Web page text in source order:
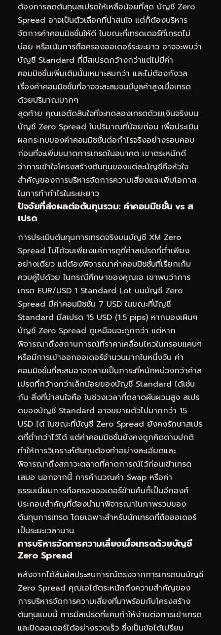
ต้องการลดต้นทุนสเปรดให้เหลือน้อยที่สุด บัญชี Zero
Spread อาจเป็นตัวเลือกที่น่าสนใจ แต่ก็ต้องบริหาร
จัดการค่าคอมมิชชั่นให้ดี ในขณะที่เทรดเดอร์ที่เทรดไม่
บ่อย หรือเน้นการถือครองออเดอร์ระยะยาว อาจจะพบว่า
บัญชี Standard ที่มีสเปรดกว้างกว่าแต่ไม่มีค่า
คอมมิชชั่นเพิ่มเติมนั้นเหมาะสมกว่า และไม่ต้องกังวล
เรื่องค่าคอมมิชชั่นที่อาจจะสะสมจนมีมูลค่าสูงเมื่อเทรด
ด้วยปริมาณมากๆ
สุดท้าย คุณเอตัดสินใจที่จะทดลองเทรดด้วยเงินจริงบน
บัญชี Zero Spread ในปริมาณที่น้อยก่อน เพื่อประเมิน
ผลกระทบของค่าคอมมิชชั่นต่อกำไรจริงอย่างรอบคอบ
ก่อนที่จะเพิ่มขนาดการเทรดในอนาคต เขาตระหนักดี
ว่าการเข้าใจโครงสร้างต้นทุนของแต่ละบัญชีคือหัวใจ
สำคัญของการบริหารจัดการความเสี่ยงและเพิ่มโอกาส
ในการทำกำไรในระยะยาว
ปัจจัยที่ส่งผลต่อต้นทุนรวม: ค่าคอมมิชชั่น vs ส
เปรด
การประเมินต้นทุนการเทรดจริงบนบัญชี XM Zero
Spread ไม่ได้จบเพียงแค่การดูที่ค่าสเปรดที่ต่ำเพียง
อย่างเดียว แต่ต้องพิจารณาค่าคอมมิชชั่นที่เรียกเก็บ
ควบคู่ไปด้วย ในกรณีศึกษาของคุณเอ เขาพบว่าการ
เทรด EUR/USD 1 Standard Lot บนบัญชี Zero
Spread มีค่าคอมมิชชั่น 7 USD ในขณะที่บัญชี
Standard มีสเปรด 15 USD (1.5 pips) หากมองเผินๆ
บัญชี Zero Spread ดูเหมือนจะถูกกว่า แต่หาก
พิจารณาถึงสถานการณ์ที่ราคาเคลื่อนไหวในกรอบแคบๆ
หรือมีการเข้าออกออเดอร์จำนวนมากในหนึ่งวัน ค่า
คอมมิชชั่นที่สะสมอาจกลายเป็นภาระที่หนักหน่วงกว่าค่าส
เปรดที่กว้างกว่าเล็กน้อยของบัญชี Standard ได้เช่น
กัน สิ่งที่น่าสนใจคือ ในช่วงเวลาที่ตลาดผันผวนสูง สเปร
ดของบัญชี Standard อาจขยายตัวไปมากกว่า 15
USD ได้ ในขณะที่บัญชี Zero Spread ยังคงรักษาสเปร
ดที่ต่ำกว่าไว้ได้ แต่ค่าคอมมิชชั่นยังคงถูกคิดตามปกติ
ทำให้การวิเคราะห์ต้นทุนต้องทำอย่างละเอียดและ
พิจารณาถึงสภาวะตลาดที่คาดการณ์ไว้ก่อนเข้าเทรด
เสมอ นอกจากนี้ การคำนวณค่า Swap หรือค่า
ธรรมเนียมการถือครองออเดอร์ข้ามคืนก็เป็นอีกองค์
ประกอบสำคัญที่ต้องนำมาพิจารณาในภาพรวมของ
ต้นทุนการเทรด โดยเฉพาะสำหรับนักเทรดที่ถือออเดอร์
เป็นระยะเวลานาน
การบริหารจัดการความเสี่ยงเมื่อเทรดด้วยบัญชี
Zero Spread
หลังจากได้สัมผัสประสบการณ์ตรงจากการเทรดบนบัญชี
Zero Spread คุณเอได้ตระหนักถึงความสำคัญของ
การบริหารจัดการความเสี่ยงที่มาพร้อมกับโครงสร้าง
ต้นทุนแบบนี้ การมีสเปรดที่แคบทำให้ง่ายต่อการเข้าเทรด
และปิดออเดอร์ได้อย่างรวดเร็ว ซึ่งเป็นข้อได้เปรียบ